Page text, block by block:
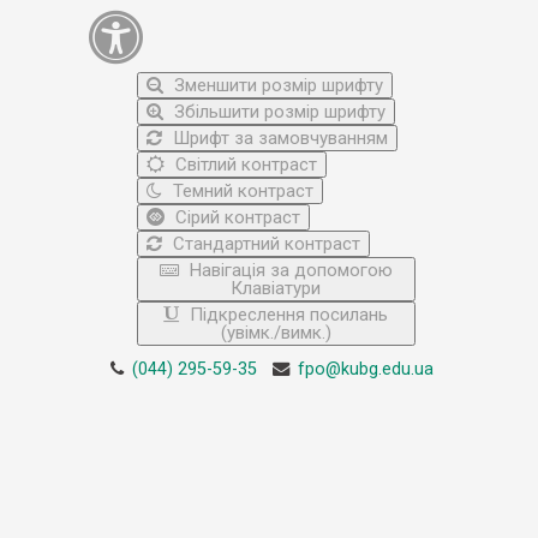
Зменшити розмір шрифту
Збільшити розмір шрифту
Шрифт за замовчуванням
Світлий контраст
Темний контраст
Сірий контраст
Стандартний контраст
Навігація за допомогою
Клавіатури
Підкреслення посилань
(увімк./вимк.)
(044) 295-59-35 fpo@kubg.edu.ua